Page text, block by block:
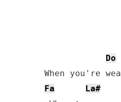
Do
Fa
La#